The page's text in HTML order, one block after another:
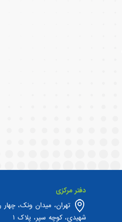
دفتر مرکزی
تهران، میدان ونک،
شهیدی، کوچه سپر، پلاک ۱